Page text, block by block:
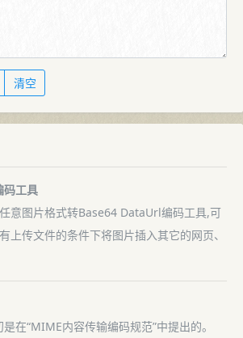
清空
码工具
意图片格式转Base64 DataUrl编码工具,可
上传文件的条件下将图片插入其它的网页、
在“MIME内容传输编码规范”中提出的。